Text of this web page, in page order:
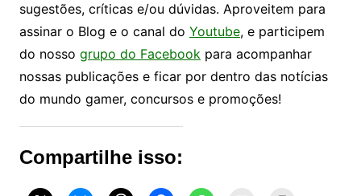
sugestões, críticas e/ou dúvidas. Aproveitem para
assinar o Blog e o canal do Youtube, e participem
do nosso grupo do Facebookpara acompanhar
nossas publicações e ficar por dentro das notícias
do mundo gamer, concursos e promoções!
Compartilhe isso: